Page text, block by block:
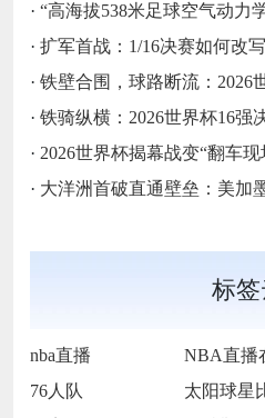
· “高海拔538米足球空气动力学特征与飞行轨迹调控
· 扩军首战：1/16决赛如何改
· 铁壁合围，球路断流：2026
· 铁骑纵横：2026世界杯16强
· 2026世界杯揭幕战变“翻车
· 大洋洲首破直通壁垒：美加墨
标签
nba直播
76人队
太阳球星